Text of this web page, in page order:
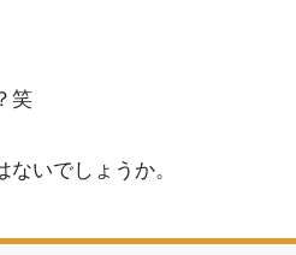
笑
いでしょうか。